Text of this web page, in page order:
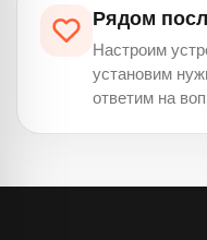
Рядом
Настроим
установим
ответим на